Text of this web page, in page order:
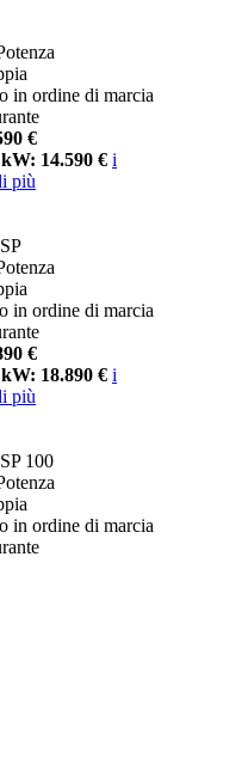
in ordine di marcia
€
14.590 € i
più
in ordine di marcia
€
18.890 € i
più
100
in ordine di marcia